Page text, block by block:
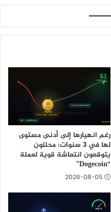
رغم انهيارها إلى أدنى مستوى
لها في 3 سنوات: محللون
يتوقعون انتعاشة قوية لعملة
“Dogecoin”
2026-08-05